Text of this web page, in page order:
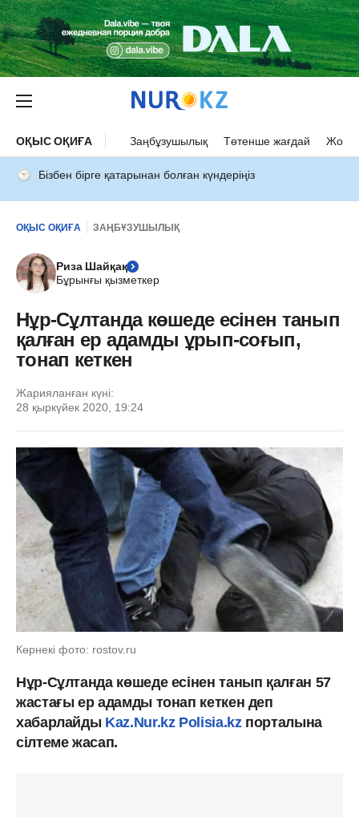
ОҚЫС ОҚИҒА Заңбұзушылық Төтенше жағдай Жол
Бізбен бірге қатарынан болған күндеріңіз
ОҚЫС ОҚИҒА ЗАҢБҰЗУШЫЛЫҚ
Риза Шайқақ
Бұрынғы қызметкер
Нұр-Сұлтанда көшеде есінен танып
қалған ер адамды ұрып-соғып,
тонап кеткен
Жарияланған күні:
28 қыркүйек 2020, 19:24
Көрнекі фото: rostov.ru
Нұр-Сұлтанда көшеде есінен танып қалған 57
жастағы ер адамды тонап кеткен деп
хабарлайды Kaz.Nur.kz Polisia.kzпорталына
сілтеме жасап.